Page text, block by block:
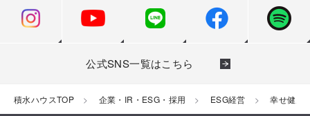
公式SNS一覧はこちら
積水ハウスTOP 企業・IR・ESG・採用 ESG経営 幸せ健康